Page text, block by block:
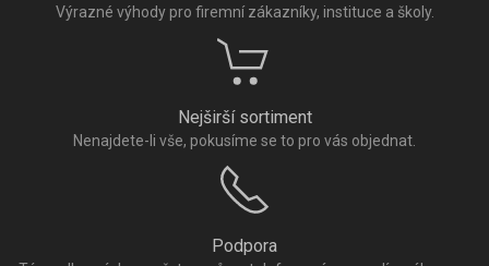
Výrazné výhody pro firemní zákazníky, instituce a školy.
Nejširší sortiment
Nenajdete-li vše, pokusíme se to pro vás objednat.
Podpora